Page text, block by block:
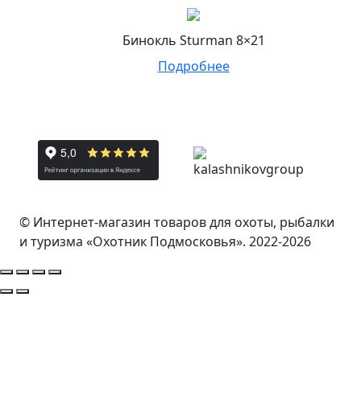
Бинокль Sturman 8×21
Подробнее
© Интернет-магазин товаров для охоты, рыбалки
и туризма «Охотник Подмосковья». 2022-2026